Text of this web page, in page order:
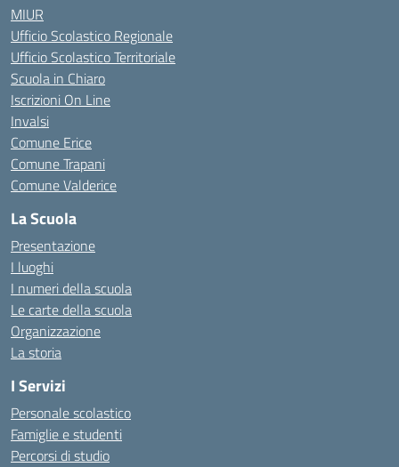
MIUR
Ufficio Scolastico Regionale
Ufficio Scolastico Territoriale
Scuola in Chiaro
Iscrizioni On Line
Invalsi
Comune Erice
Comune Trapani
Comune Valderice
La Scuola
Presentazione
I luoghi
I numeri della scuola
Le carte della scuola
Organizzazione
La storia
I Servizi
Personale scolastico
Famiglie e studenti
Percorsi di studio